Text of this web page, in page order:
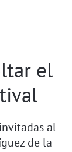
el
al
de la